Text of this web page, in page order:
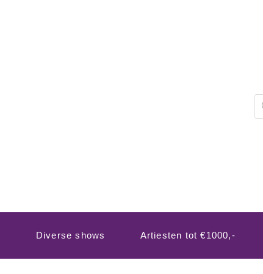
Diverse shows Artiesten tot €1000,-